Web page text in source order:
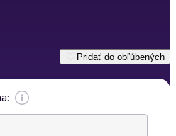
Pridať do obľúbených